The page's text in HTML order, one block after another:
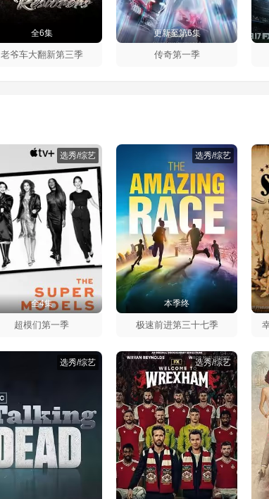
全6集
老爷车大翻新第三季
更新至第6集
传奇第一季
全4集
选秀/综艺
超模们第一季
本季终
选秀/综艺
极速前进第三十七季
选秀/综艺 选秀/综艺